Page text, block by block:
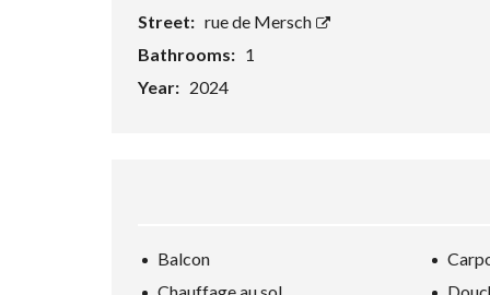
Street: rue de Mersch
Bathrooms: 1
Year: 2024
Balcon